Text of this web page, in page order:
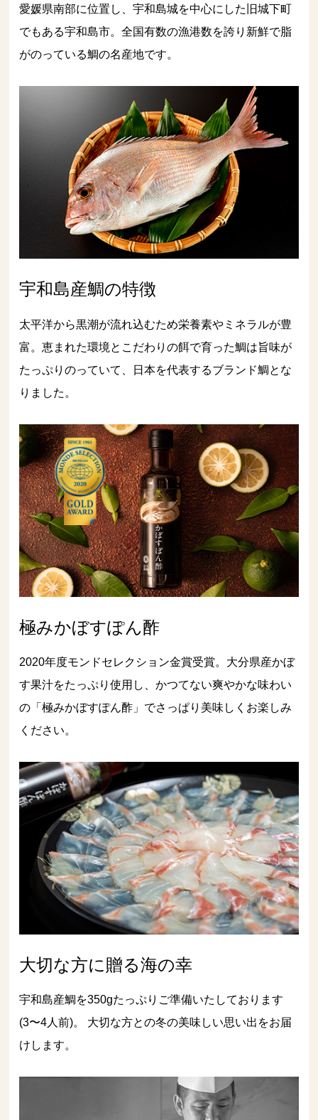
愛媛県南部に位置し、宇和島城を中心にした旧城下町
でもある宇和島市。全国有数の漁港数を誇り新鮮で脂
がのっている鯛の名産地です。
宇和島産鯛の特徴
太平洋から黒潮が流れ込むため栄養素やミネラルが豊
富。恵まれた環境とこだわりの餌で育った鯛は旨味が
たっぷりのっていて、日本を代表するブランド鯛とな
りました。
極みかぼすぽん酢
2020年度モンドセレクション金賞受賞。大分県産かぼ
す果汁をたっぷり使用し、かつてない爽やかな味わい
の「極みかぼすぽん酢」でさっぱり美味しくお楽しみ
ください。
大切な方に贈る海の幸
宇和島産鯛を350gたっぷりご準備いたしております
(3〜4人前)。 大切な方との冬の美味しい思い出をお届
けします。